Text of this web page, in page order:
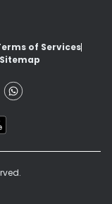
of Services
Sitemap